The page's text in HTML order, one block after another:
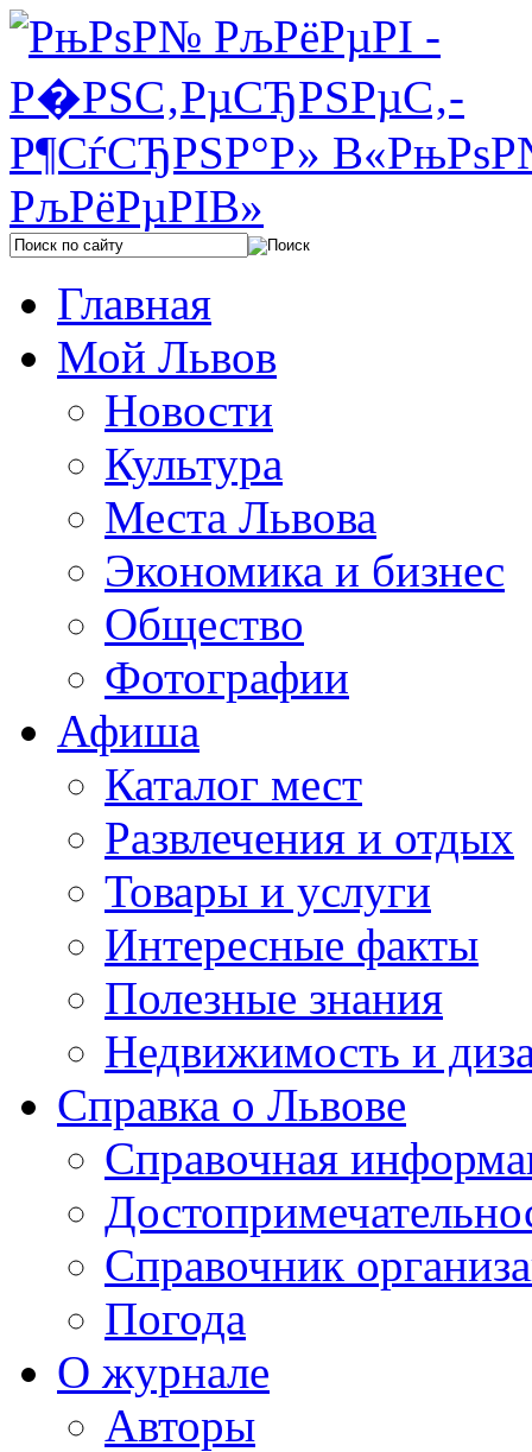
Главная
Мой Львов
Новости
Культура
Места Львова
Экономика и бизнес
Общество
Фотографии
Афиша
Каталог мест
Развлечения и отдых
Товары и услуги
Интересные факты
Полезные знания
Недвижимость и
Справка о Львове
Справочная
Справочник
Погода
О журнале
Авторы